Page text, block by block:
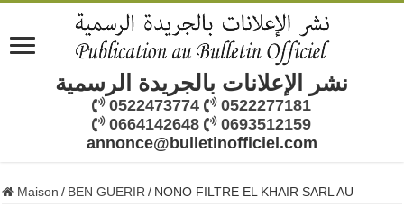
نشر الإعلانات بالجريدة الرسمية
0522473774
0522277181
0664142648
0693512159
annonce@bulletinofficiel.com
Maison / BEN GUERIR / NONO FILTRE EL KHAIR SARL AU